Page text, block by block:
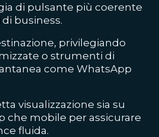
di pulsante più coerente
business.
privilegiando
o strumenti di
come WhatsApp
visualizzazione sia su
che mobile per assicurare
fluida.